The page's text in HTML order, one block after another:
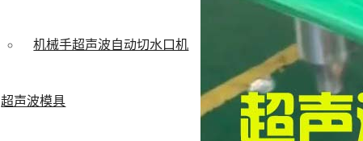
机械手超声波自动切水口机
超声波模具